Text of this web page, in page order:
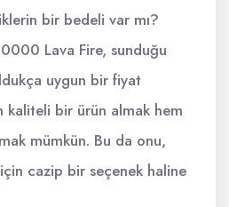
bir bedeli var mı?
Lava Fire, sunduğu
uygun bir fiyat
kaliteli bir ürün almak hem
mümkün. Bu da onu,
cazip bir seçenek haline